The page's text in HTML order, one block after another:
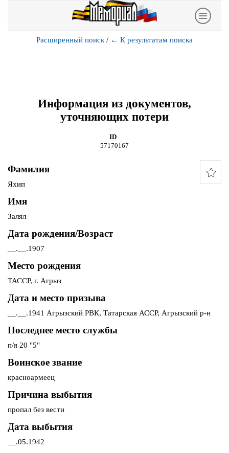
Расширенный поиск / ← К результатам поиска
Информация из документов,
уточняющих потери
ID
57170167
Фамилия
Яхип
Имя
Залял
Дата рождения/Возраст
__.__.1907
Место рождения
ТАССР, г. Агрыз
Дата и место призыва
__.__.1941 Агрызский РВК, Татарская АССР, Агрызский р-н
Последнее место службы
п/я 20 "5"
Воинское звание
красноармеец
Причина выбытия
пропал без вести
Дата выбытия
__.05.1942